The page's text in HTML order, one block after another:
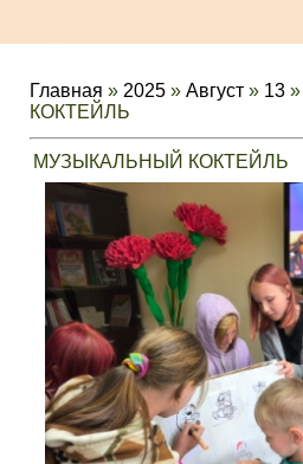
Главная » 2025 » Август » 13
КОКТЕЙЛЬ
МУЗЫКАЛЬНЫЙ КОКТЕЙЛЬ